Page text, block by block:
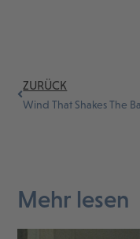
ZURÜCK
Mehr lesen